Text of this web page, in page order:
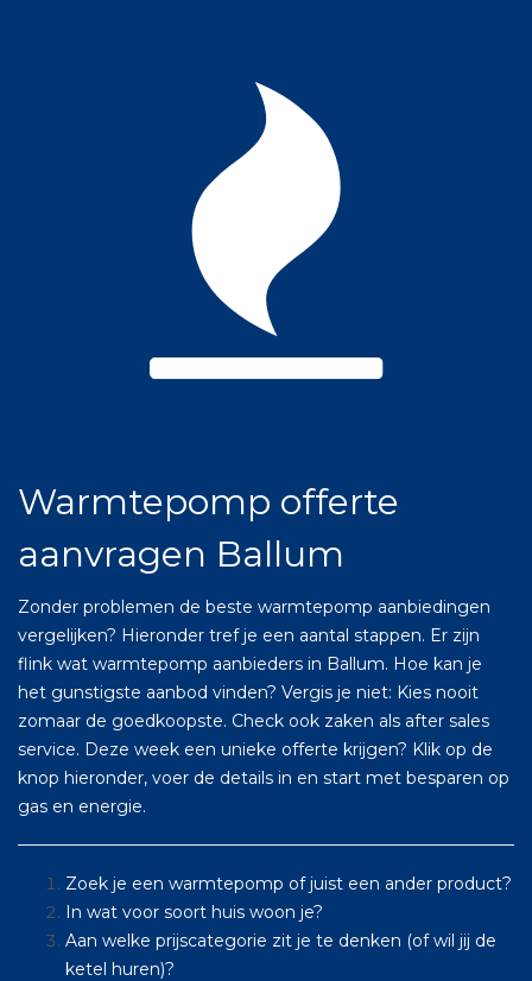
Warmtepomp offerte
aanvragen Ballum
Zonder problemen de beste warmtepomp aanbiedingen
vergelijken? Hieronder tref je een aantal stappen. Er zijn
flink wat warmtepomp aanbieders in Ballum. Hoe kan je
het gunstigste aanbod vinden? Vergis je niet: Kies nooit
zomaar de goedkoopste. Check ook zaken als after sales
service. Deze week een unieke offerte krijgen? Klik op de
knop hieronder, voer de details in en start met besparen op
gas en energie.
Zoek je een warmtepomp of juist een ander product?
In wat voor soort huis woon je?
Aan welke prijscategorie zit je te denken (of wil jij de
ketel huren)?